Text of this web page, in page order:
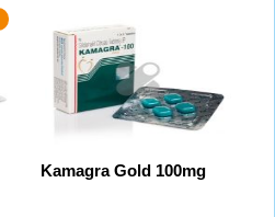
Kamagra Gold 100mg